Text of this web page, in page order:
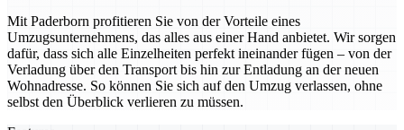
Mit Paderborn profitieren Sie von der Vorteile eines
Umzugsunternehmens, das alles aus einer Hand anbietet. Wir sorgen
dafür, dass sich alle Einzelheiten perfekt ineinander fügen – von der
Verladung über den Transport bis hin zur Entladung an der neuen
Wohnadresse. So können Sie sich auf den Umzug verlassen, ohne
selbst den Überblick verlieren zu müssen.